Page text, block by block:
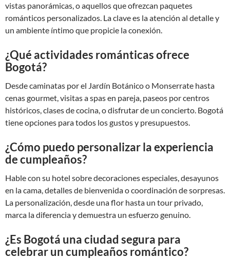
vistas panorámicas, o aquellos que ofrezcan paquetes
románticos personalizados. La clave es la atención al detalle y
un ambiente íntimo que propicie la conexión.
¿Qué actividades románticas ofrece
Bogotá?
Desde caminatas por el Jardín Botánico o Monserrate hasta
cenas gourmet, visitas a spas en pareja, paseos por centros
históricos, clases de cocina, o disfrutar de un concierto. Bogotá
tiene opciones para todos los gustos y presupuestos.
¿Cómo puedo personalizar la experiencia
de cumpleaños?
Hable con su hotel sobre decoraciones especiales, desayunos
en la cama, detalles de bienvenida o coordinación de sorpresas.
La personalización, desde una flor hasta un tour privado,
marca la diferencia y demuestra un esfuerzo genuino.
¿Es Bogotá una ciudad segura para
celebrar un cumpleaños romántico?